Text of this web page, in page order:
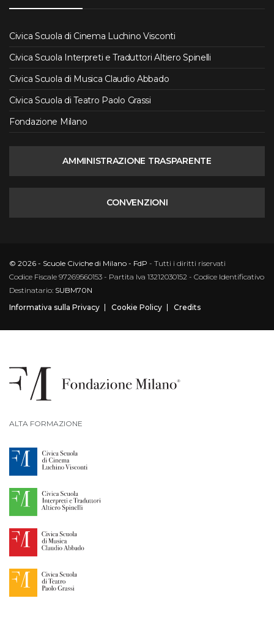
Civica Scuola di Cinema Luchino Visconti
Civica Scuola Interpreti e Traduttori Altiero Spinelli
Civica Scuola di Musica Claudio Abbado
Civica Scuola di Teatro Paolo Grassi
Fondazione Milano
AMMINISTRAZIONE TRASPARENTE
CONVENZIONI
© 2026 - Scuole Civiche di Milano - FdP - Tutti i diritti riservati
Codice Fiscale 97269560153 - Partita Iva 13212030152 - Codice Identificativo
Destinatario: SUBM70N
Informativa sulla Privacy
Cookie Policy Credits
ALTA FORMAZIONE